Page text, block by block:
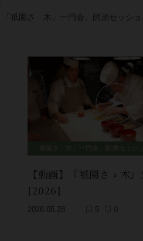
「祇園さゝ木」一門会、師弟セッショ
【動画】『衹園さゝ木
[2026]
2026.05.28 5 0